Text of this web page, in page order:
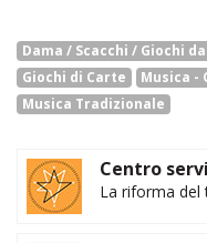
Dama / Scacchi / Giochi
Giochi di Carte
Musica -
Musica Tradizionale
Centro
La riforma